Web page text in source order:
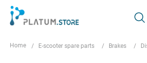
E-scooter spare parts Brakes